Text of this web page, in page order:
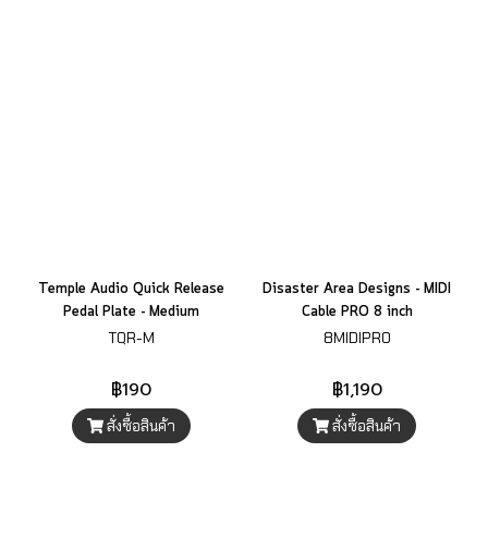
Temple Audio Quick Release
Pedal Plate - Medium
TQR-M
฿190
สั่งซื้อสินค้า
Disaster Area Designs - MIDI
Cable PRO 8 inch
8MIDIPRO
฿1,190
สั่งซื้อสินค้า